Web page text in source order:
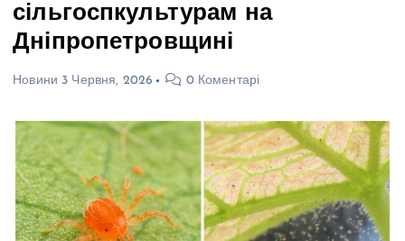
сільгоспкультурам на
Дніпропетровщині
Новини 3 Червня, 2026 0 Коментарі